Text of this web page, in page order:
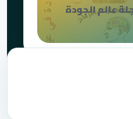
عالم الجودة